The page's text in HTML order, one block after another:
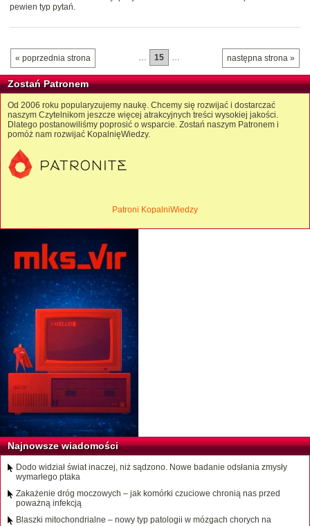
pewien typ pytań.
« poprzednia strona następna strona »
… 15 …
Zostań Patronem
Od 2006 roku popularyzujemy naukę. Chcemy się rozwijać i dostarczać
naszym Czytelnikom jeszcze więcej atrakcyjnych treści wysokiej jakości.
Dlatego postanowiliśmy poprosić o wsparcie. Zostań naszym Patronem i
pomóż nam rozwijać KopalnięWiedzy.
Patroni KopalniWiedzy
Najnowsze wiadomości
Dodo widział świat inaczej, niż sądzono. Nowe badanie odsłania zmysły
wymarłego ptaka
Zakażenie dróg moczowych – jak komórki czuciowe chronią nas przed
poważną infekcją
Blaszki mitochondrialne – nowy typ patologii w mózgach chorych na